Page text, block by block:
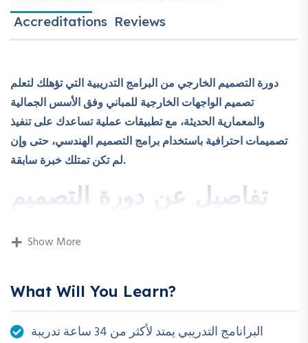
Accreditations Reviews
دورة التصميم الخارجي من البرامج التدريبية التي تؤهلك لتعلم
تصميم الواجهات الخارجية للمباني وفق الأسس الجمالية
والمعمارية الحديثة، مع تطبيقات عملية تساعدك على تنفيذ
تصميمات احترافية باستخدام برامج التصميم الهندسي، حتى وإن
لم تكن تمتلك خبرة سابقة.
تفاصيل عن دورة التصميم
الواجهات، مرورًا برسم الأفكار الأولية، بالإضافة إلى استخدام
AutoCAD وPhotoshop لإعداد التصميمات وإخراجها بصورة
احترافية مع التركيز على الجانب التطبيقي.
Show More
What Will You Learn?
البرانامج التدريبي يمتد لأكثر من 34 ساعة تدريبة